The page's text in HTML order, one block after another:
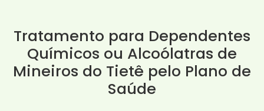
Tratamento para Dependentes
Químicos ou Alcoólatras de
Mineiros do Tietê pelo Plano de
Saúde